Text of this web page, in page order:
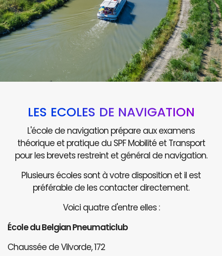
LES ÉCOLES DE NAVIGATION
L'école de navigation prépare aux examens
théorique et pratique du SPF Mobilité et Transport
pour les brevets restreint et général de navigation.
Plusieurs écoles sont à votre disposition et il est
préférable de les contacter directement.
Voici quatre d'entre elles :
École du Belgian Pneumaticlub
Chaussée de Vilvorde, 172